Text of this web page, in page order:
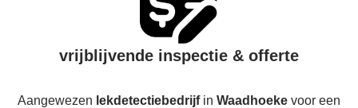
vrijblijvende inspectie & offerte
Aangewezen lekdetectiebedrijfin Waadhoeke voor een